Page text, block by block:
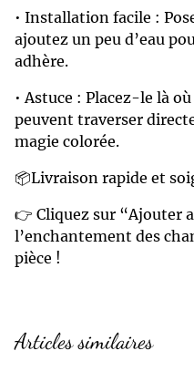
• Installation facile :
ajoutez un peu d’eau
adhère.
• Astuce : Placez-le là
peuvent traverser
magie colorée.
📦Livraison rapide et
👉 Cliquez sur “Ajouter
l’enchantement des
pièce !
Articles similaires